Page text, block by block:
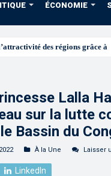
ÉCONOMIE
des régions grâce à
Lalla
sur la lutte
Bassin du
À la Une Laisser
LinkedIn